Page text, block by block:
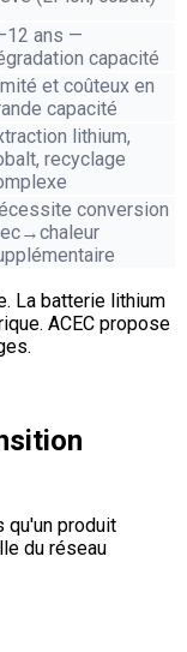
ans —
capacité
et coûteux en
capacité
lithium,
recyclage
conversion
La batterie lithium
ACEC propose
qu'un produit
du réseau